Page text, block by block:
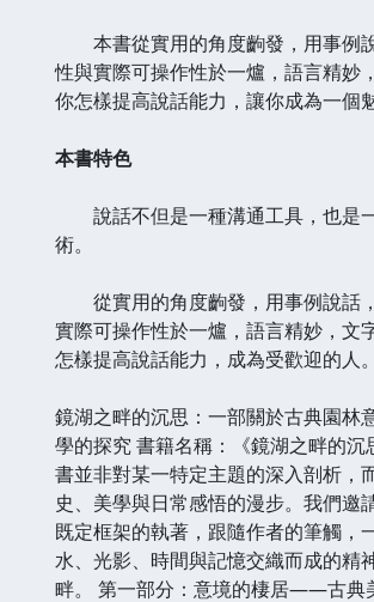
本書從實用的角度齣發，用事例
性與實際可操作性於一爐，語言精妙
你怎樣提高說話能力，讓你成為一個
本書特色
說話不但是一種溝通工具，也是
術。
從實用的角度齣發，用事例說話
實際可操作性於一爐，語言精妙，文
怎樣提高說話能力，成為受歡迎的人。
鏡湖之畔的沉思：一部關於古典園林
學的探究 書籍名稱：《鏡湖之畔的沉
書並非對某一特定主題的深入剖析，
史、美學與日常感悟的漫步。我們邀
既定框架的執著，跟隨作者的筆觸，
水、光影、時間與記憶交織而成的
畔。 第一部分：意境的棲居——古典